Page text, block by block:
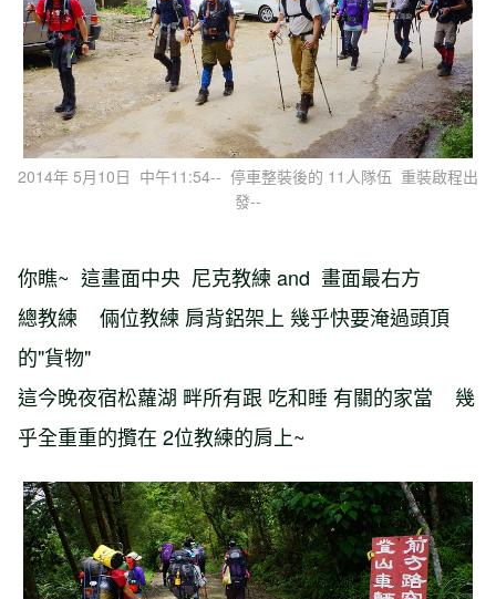
2014年 5月10日 中午11:54-- 停車整裝後的 11人隊伍 重裝啟程出
發--
你瞧~ 這畫面中央 尼克教練 and 畫面最右方
總教練 倆位教練 肩背鋁架上 幾乎快要淹過頭頂
的"貨物"
這今晚夜宿松蘿湖 畔所有跟 吃和睡 有關的家當 幾
乎全重重的攬在 2位教練的肩上~